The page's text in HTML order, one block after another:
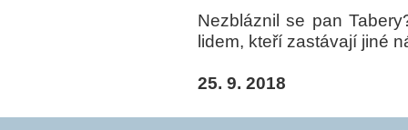
Nezbláznil se pan
lidem, kteří zastávají jiné
25. 9. 2018